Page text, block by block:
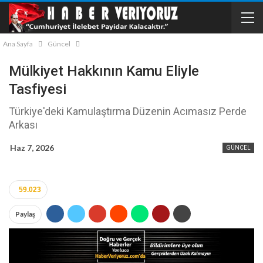
Ana Sayfa Güncel
Mülkiyet Hakkının Kamu Eliyle
Tasfiyesi
Türkiye'deki Kamulaştırma Düzenin Acımasız Perde
Arkası
GÜNCEL
Haz 7, 2026
59.023
Paylaş